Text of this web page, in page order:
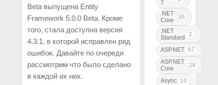
Beta выпущена Entity
Framework 5.0.0 Beta. Кроме
того, стала доступна версия
4.3.1, в которой исправлен ряд
ошибок. Давайте по очереди
рассмотрим что было сделано
в каждой их них.
7
.NET
Core
36
.NET
Standard
2
ASP.NET 67
ASP.NET
Core
28
Async 10